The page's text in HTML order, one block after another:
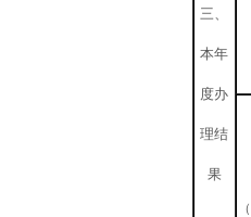
三、
本年
度办
理结
果